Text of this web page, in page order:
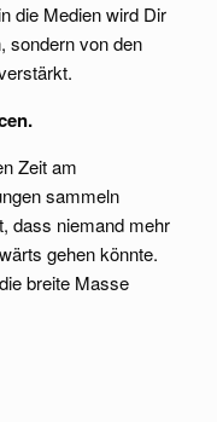
die Medien wird Dir
sondern von den
Zeit am
sammeln
dass niemand mehr
gehen könnte.
breite Masse